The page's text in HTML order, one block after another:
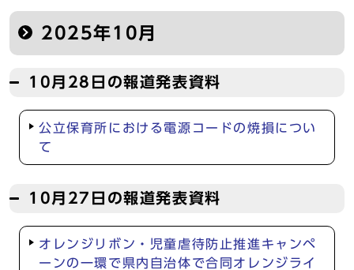
2025年10月
10月28日の報道発表資料
公立保育所における電源コードの焼損につい
て
10月27日の報道発表資料
オレンジリボン・児童虐待防止推進キャンペ
ーンの一環で県内自治体で合同オレンジライ